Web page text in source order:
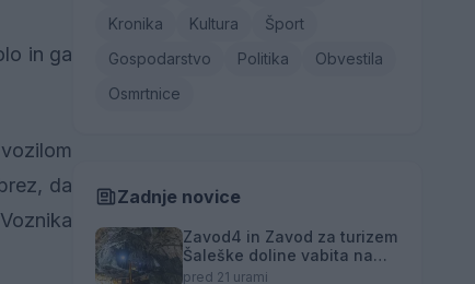
in ga
da
Kronika
Kultura
Šport
Gospodarstvo
Politika
Obvestila
Osmrtnice
Zadnje novice
Zavod4 in Zavod za turizem
Šaleške doline vabita na
voden ogled Mornove
pred 21 urami